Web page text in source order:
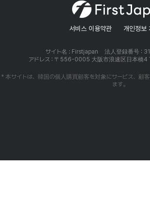
서비스 이용약관 개인정보
サイト名 : Firstjapan
法人登録番号 :
アドレス : 〒556-0005 大阪市浪速区日本橋4
* 本サイトは、韓国の個人購買顧客を対象にサービス、顧
ます。